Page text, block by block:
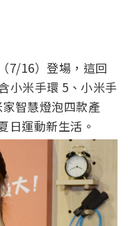
7/16）登場，這回
小米手環 5、小米手
智慧燈泡四款產
日運動新生活。